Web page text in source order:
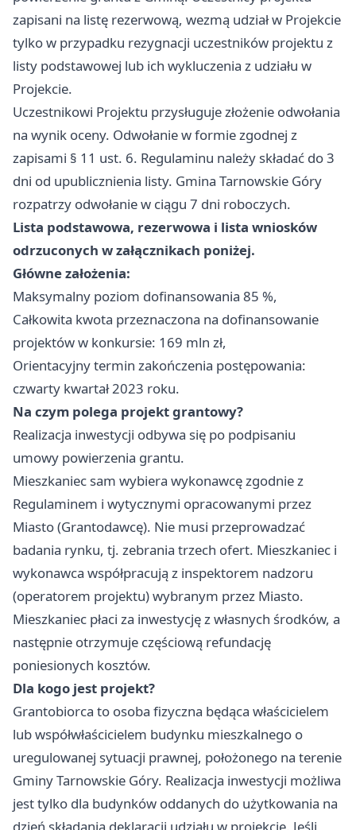
zapisani na listę rezerwową, wezmą udział w Projekcie
tylko w przypadku rezygnacji uczestników projektu z
listy podstawowej lub ich wykluczenia z udziału w
Projekcie.
Uczestnikowi Projektu przysługuje złożenie odwołania
na wynik oceny. Odwołanie w formie zgodnej z
zapisami § 11 ust. 6. Regulaminu należy składać do 3
dni od upublicznienia listy. Gmina Tarnowskie Góry
rozpatrzy odwołanie w ciągu 7 dni roboczych.
Lista podstawowa, rezerwowa i lista wniosków
odrzuconych w załącznikach poniżej.
Główne założenia:
Maksymalny poziom dofinansowania 85 %,
Całkowita kwota przeznaczona na dofinansowanie
projektów w konkursie: 169 mln zł,
Orientacyjny termin zakończenia postępowania:
czwarty kwartał 2023 roku.
Na czym polega projekt grantowy?
Realizacja inwestycji odbywa się po podpisaniu
umowy powierzenia grantu.
Mieszkaniec sam wybiera wykonawcę zgodnie z
Regulaminem i wytycznymi opracowanymi przez
Miasto (Grantodawcę). Nie musi przeprowadzać
badania rynku, tj. zebrania trzech ofert. Mieszkaniec i
wykonawca współpracują z inspektorem nadzoru
(operatorem projektu) wybranym przez Miasto.
Mieszkaniec płaci za inwestycję z własnych środków, a
następnie otrzymuje częściową refundację
poniesionych kosztów.
Dla kogo jest projekt?
Grantobiorca to osoba fizyczna będąca właścicielem
lub współwłaścicielem budynku mieszkalnego o
uregulowanej sytuacji prawnej, położonego na terenie
Gminy Tarnowskie Góry. Realizacja inwestycji możliwa
jest tylko dla budynków oddanych do użytkowania na